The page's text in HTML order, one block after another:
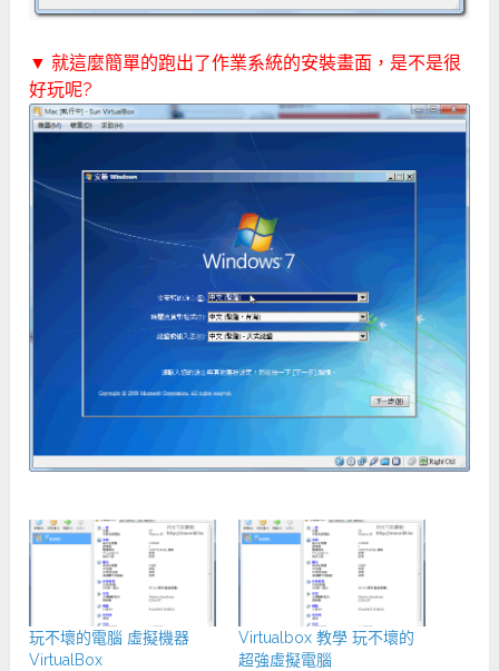
▼ 就這麼簡單的跑出了作業系統的安裝畫面，是不是很
好玩呢?
玩不壞的電腦 虛擬機器
VirtualBox
Virtualbox 教學 玩不壞的
超強虛擬電腦